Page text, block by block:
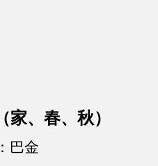
家、春、秋）
巴金